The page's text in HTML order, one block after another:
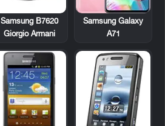
Samsung Galaxy
A71
Samsung B7620
Giorgio Armani